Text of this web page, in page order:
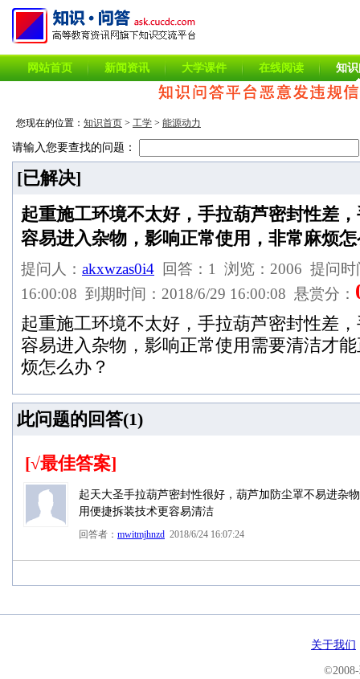
网站首页 新闻资讯 大学课件 在线阅读 知
您现在的位置： 知识首页 > 工学 > 能源动力
请输入您要查找的问题：
[已解决]
起重施工环境不太好，手拉葫芦密封性差
容易进入杂物，影响正常使用，非常麻烦
提问人： akxwzas0i4 回答：1 浏览：2006 提问时
16:00:08 到期时间：2018/6/29 16:00:08 悬赏分：
起重施工环境不太好，手拉葫芦密封性差
容易进入杂物，影响正常使用需要清洁才
烦怎么办？
此问题的回答(1)
[√最佳答案]
起天大圣手拉葫芦密封性很好，葫芦加防尘罩不易进杂
用便捷拆装技术更容易清洁
回答者： mwitmjhnzd 2018/6/24 16:07:24
关于我们